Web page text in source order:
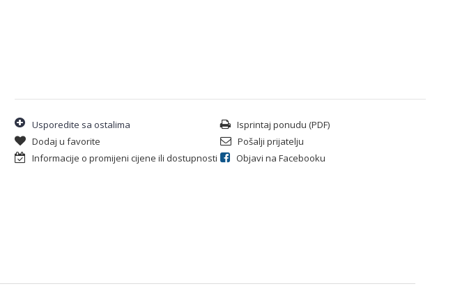
Usporedite sa ostalima
Isprintaj ponudu (PDF)
Dodaj u favorite
Pošalji prijatelju
Informacije o promijeni cijene ili dostupnosti
Objavi na Facebooku